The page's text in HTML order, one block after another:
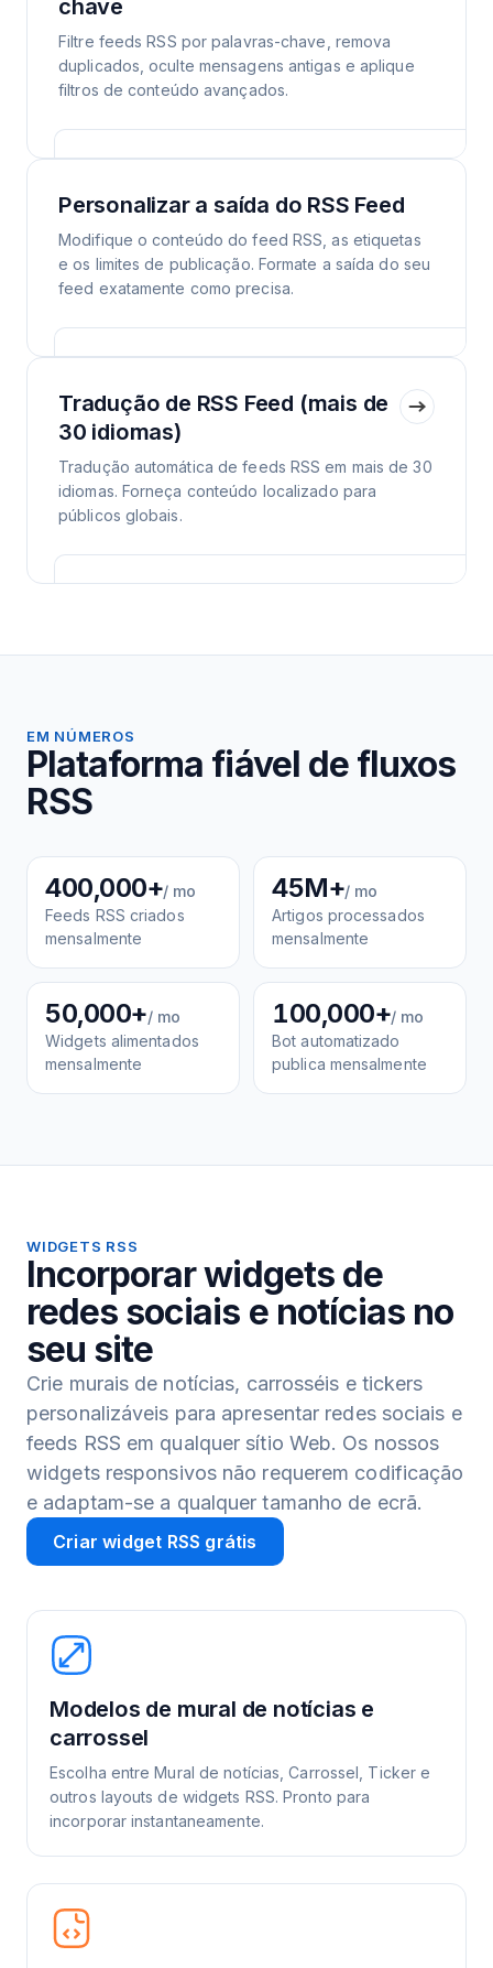
chave
Filtre feeds RSS por palavras-chave, remova
duplicados, oculte mensagens antigas e aplique
filtros de conteúdo avançados.
Personalizar a saída do RSS Feed
Modifique o conteúdo do feed RSS, as etiquetas
e os limites de publicação. Formate a saída do seu
feed exatamente como precisa.
Tradução de RSS Feed (mais de
30 idiomas)
Tradução automática de feeds RSS em mais de 30
idiomas. Forneça conteúdo localizado para
públicos globais.
EM NÚMEROS
Plataforma fiável de fluxos
RSS
400,000+/ mo
Feeds RSS criados
mensalmente
45M+/ mo
Artigos processados
mensalmente
50,000+/ mo
Widgets alimentados
mensalmente
100,000+/ mo
Bot automatizado
publica mensalmente
WIDGETS RSS
Incorporar widgets de
redes sociais e notícias no
seu site
Crie murais de notícias, carrosséis e tickers
personalizáveis para apresentar redes sociais e
feeds RSS em qualquer sítio Web. Os nossos
widgets responsivos não requerem codificação
e adaptam-se a qualquer tamanho de ecrã.
Criar widget RSS grátis
Modelos de mural de notícias e
carrossel
Escolha entre Mural de notícias, Carrossel, Ticker e
outros layouts de widgets RSS. Pronto para
incorporar instantaneamente.